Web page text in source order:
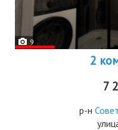
9
2
7
р-н